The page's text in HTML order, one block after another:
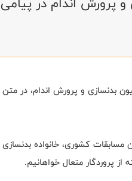
بدنسازی و پرورش اندام، در
مسابقات کشوری، خانواده
پروردگار متعال خواهانیم.